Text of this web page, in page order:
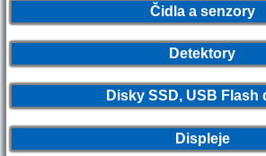
Čidla a senzory
Detektory
Disky SSD, USB Flash
Displeje